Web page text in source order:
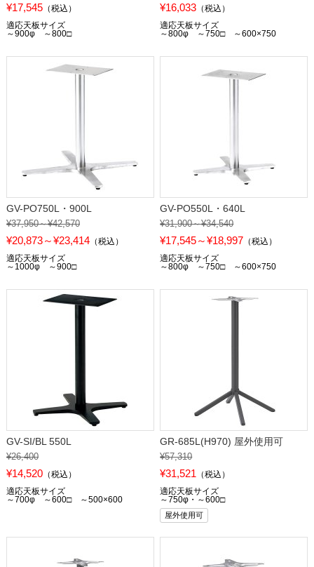
¥17,545（税込）
適応天板サイズ
～900φ ～800□
¥16,033 （税込）
適応天板サイズ
～800φ ～750□ ～600×750
GV-PO750L・900L
¥37,950～¥42,570
¥20,873～¥23,414（税込）
適応天板サイズ
～1000φ ～900□
GV-PO550L・640L
¥31,900～¥34,540
¥17,545～¥18,997 （税込）
適応天板サイズ
～800φ ～750□ ～600×750
GV-SI/BL 550L
¥26,400
¥14,520（税込）
適応天板サイズ
～700φ ～600□ ～500×600
GR-685L(H970) 屋外使用可
¥57,310
¥31,521 （税込）
適応天板サイズ
～750φ・～600□
屋外使用可